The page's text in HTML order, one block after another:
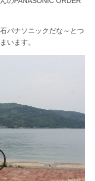
パナソニックだな～とつ
います。